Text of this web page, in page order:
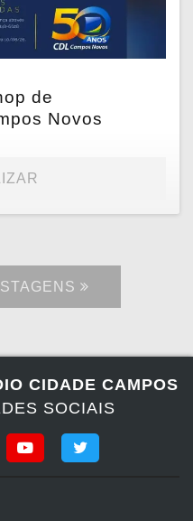
de
Novos
CIDADE CAMPOS
SOCIAIS